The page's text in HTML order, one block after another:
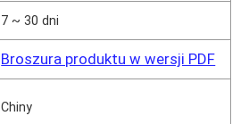
7 ~ 30 dni
Broszura produktu w wersji PDF
Chiny